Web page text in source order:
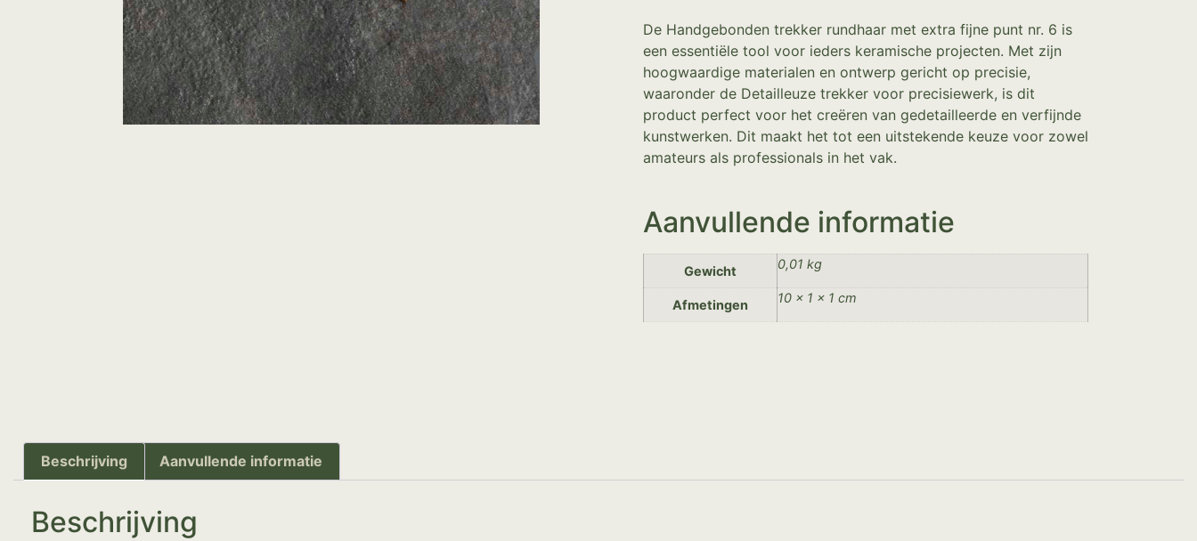
De Handgebonden trekker rundhaar met extra fijne punt nr. 6 is
een essentiële tool voor ieders keramische projecten. Met zijn
hoogwaardige materialen en ontwerp gericht op precisie,
waaronder de Detailleuze trekker voor precisiewerk, is dit
product perfect voor het creëren van gedetailleerde en verfijnde
kunstwerken. Dit maakt het tot een uitstekende keuze voor zowel
amateurs als professionals in het vak.
Aanvullende informatie
Gewicht 0,01 kg
Afmetingen 10 × 1 × 1 cm
Beschrijving Aanvullende informatie
Beschrijving